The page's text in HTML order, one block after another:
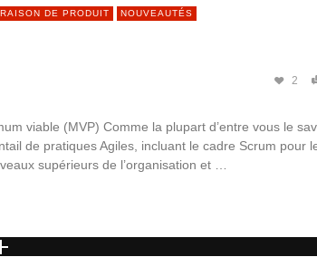
DE PRODUIT NOUVEAUTÉS
2
viable (MVP) Comme la plupart d’entre vous le
de pratiques Agiles, incluant le cadre Scrum pour
supérieurs de l’organisation et …